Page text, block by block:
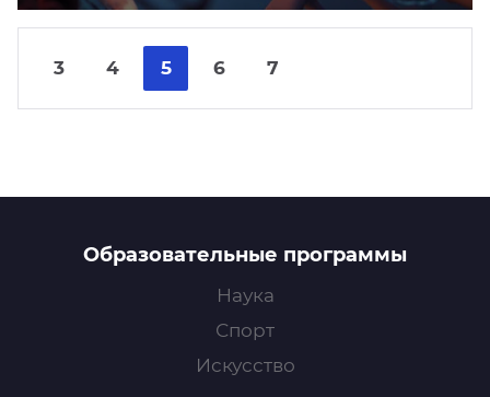
3 4 5 6 7
Образовательные программы
Наука
Спорт
Искусство